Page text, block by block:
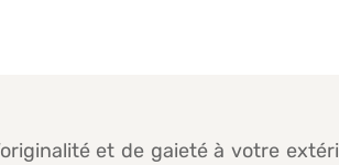
et de gaieté à votre